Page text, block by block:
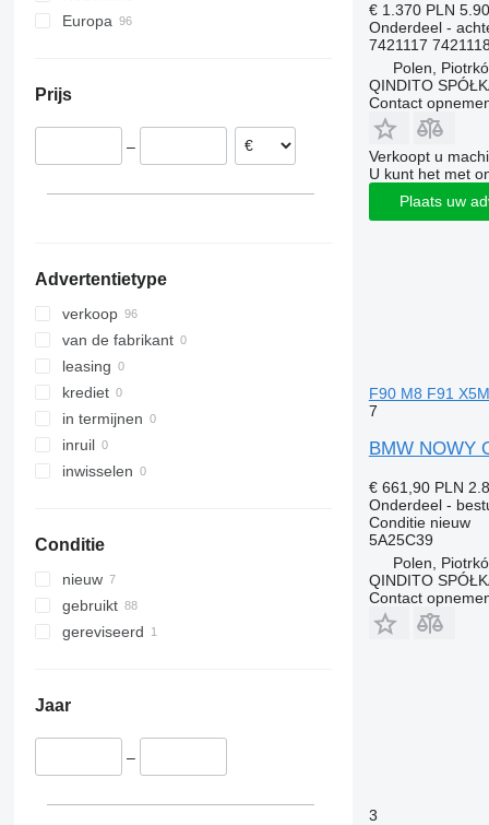
X3
X7
i3
Kuga
S-MAX
Sprinter
Vito
Vanette
Megane
Twingo
Probox
Sharan
Touran
Transporter
XC
Europa
Litouwen
Prijs
–
Advertentietype
verkoop
van de fabrikant
leasing
krediet
in termijnen
inruil
inwisselen
Conditie
nieuw
gebruikt
gereviseerd
Jaar
–
€ 1.370 PLN
Onderdeel -
7421117
Polen,
QINDITO
Contact
Verkoopt u
U kunt het met
Plaats uw
F90 M8 F91
7
BMW NOWY
€ 661,90 PLN
Onderdeel -
Conditienieuw
5A25C39
Polen,
QINDITO
Contact
3